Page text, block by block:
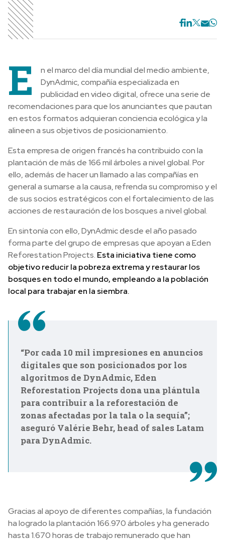
E
n el marco del día mundial del medio ambiente,
DynAdmic, compañía especializada en
publicidad en video digital, ofrece una serie de
recomendaciones para que los anunciantes que pautan
en estos formatos adquieran conciencia ecológica y la
alineen a sus objetivos de posicionamiento.
Esta empresa de origen francés ha contribuido con la
plantación de más de 166 mil árboles a nivel global. Por
ello, además de hacer un llamado a las compañías en
general a sumarse a la causa, refrenda su compromiso y el
de sus socios estratégicos con el fortalecimiento de las
acciones de restauración de los bosques a nivel global.
En sintonía con ello, DynAdmic desde el año pasado
forma parte del grupo de empresas que apoyan a Eden
Reforestation Projects. Esta iniciativa tiene como
objetivo reducir la pobreza extrema y restaurar los
bosques en todo el mundo, empleando a la población
local para trabajar en la siembra.
“Por cada 10 mil impresiones en anuncios
digitales que son posicionados por los
algoritmos de DynAdmic, Eden
Reforestation Projects dona una plántula
para contribuir a la reforestación de
zonas afectadas por la tala o la sequía”;
aseguró Valérie Behr, head of sales Latam
para DynAdmic.
Gracias al apoyo de diferentes compañías, la fundación
ha logrado la plantación 166.970 árboles y ha generado
hasta 1.670 horas de trabajo remunerado que han